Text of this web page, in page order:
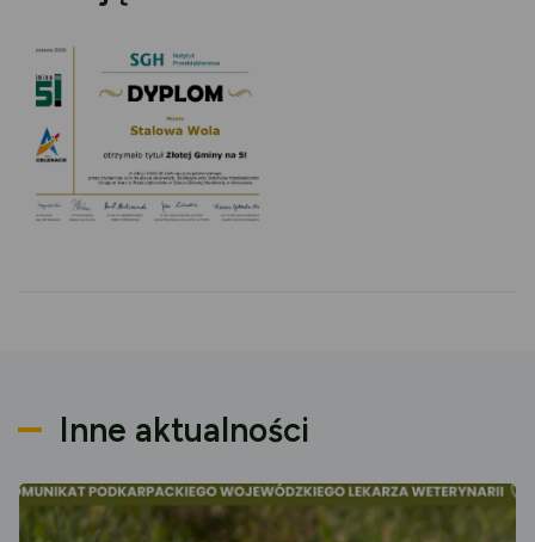
Inne aktualności